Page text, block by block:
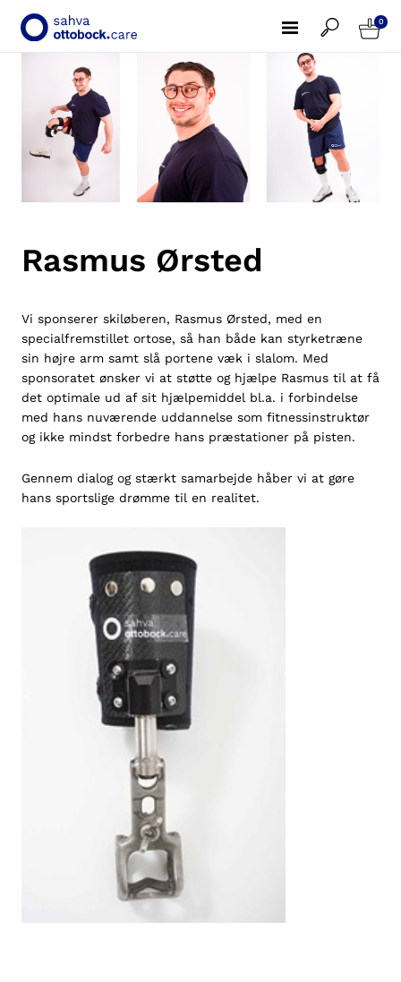
0
Rasmus Ørsted
Vi sponserer skiløberen, Rasmus Ørsted, med en
specialfremstillet ortose, så han både kan styrketræne
sin højre arm samt slå portene væk i slalom. Med
sponsoratet ønsker vi at støtte og hjælpe Rasmus til at få
det optimale ud af sit hjælpemiddel bl.a. i forbindelse
med hans nuværende uddannelse som fitnessinstruktør
og ikke mindst forbedre hans præstationer på pisten.
Gennem dialog og stærkt samarbejde håber vi at gøre
hans sportslige drømme til en realitet.